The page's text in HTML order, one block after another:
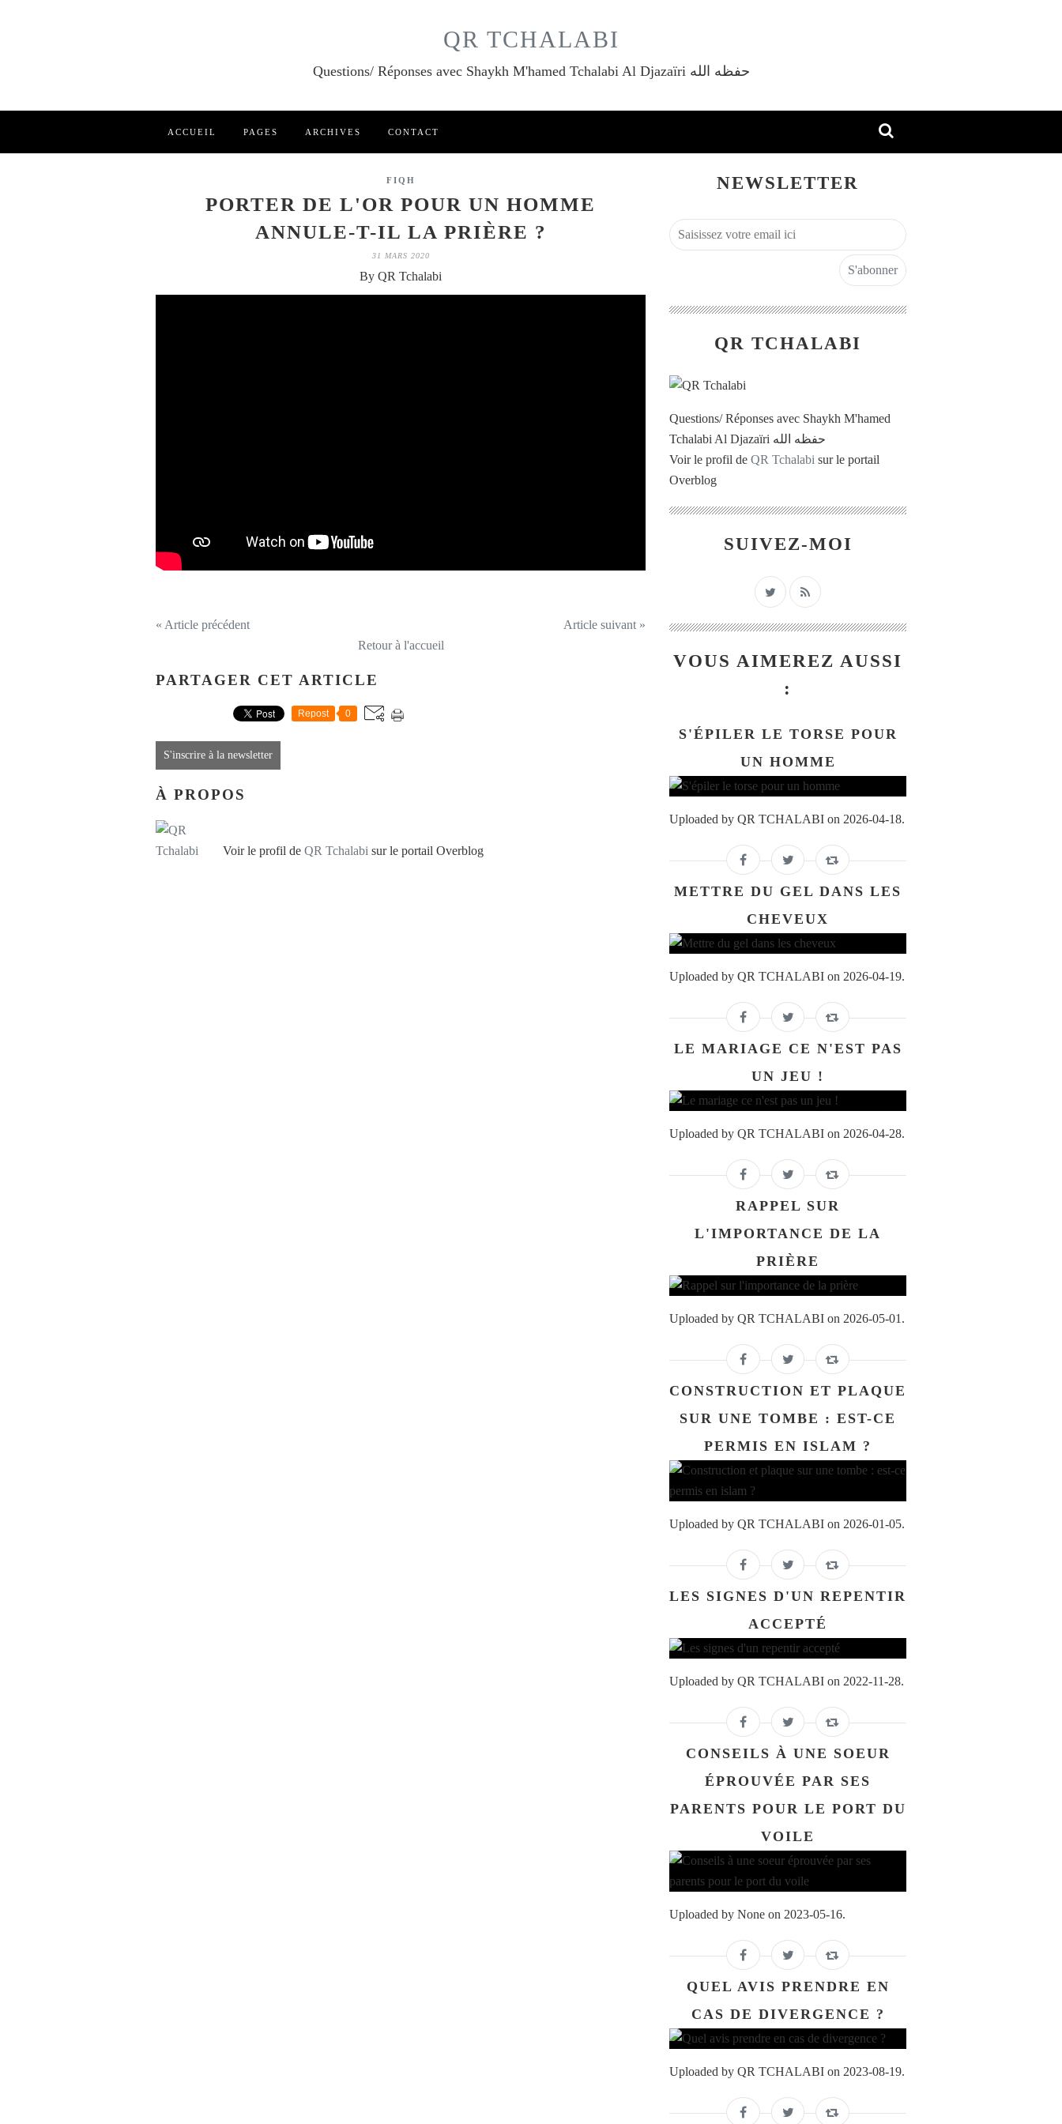
QR TCHALABI
Questions/ Réponses avec Shaykh M'hamed Tchalabi Al Djazaïri حفظه الله
ACCUEIL PAGES ARCHIVES CONTACT
FIQH
PORTER DE L'OR POUR UN HOMME
ANNULE-T-IL LA PRIÈRE ?
31 MARS 2020
By QR Tchalabi
« Article précédent
Article suivant »
Retour à l'accueil
PARTAGER CET ARTICLE
Repost 0
S'inscrire à la newsletter
À PROPOS
Voir le profil de QR Tchalabi sur le portail Overblog
NEWSLETTER
QR TCHALABI
Questions/ Réponses avec Shaykh M'hamed
Tchalabi Al Djazaïri حفظه الله
Voir le profil de QR Tchalabi sur le portail
Overblog
SUIVEZ-MOI
VOUS AIMEREZ AUSSI
:
S'ÉPILER LE TORSE POUR
UN HOMME
Uploaded by QR TCHALABI on 2026-04-18.
METTRE DU GEL DANS LES
CHEVEUX
Uploaded by QR TCHALABI on 2026-04-19.
LE MARIAGE CE N'EST PAS
UN JEU !
Uploaded by QR TCHALABI on 2026-04-28.
RAPPEL SUR
L'IMPORTANCE DE LA
PRIÈRE
Uploaded by QR TCHALABI on 2026-05-01.
CONSTRUCTION ET PLAQUE
SUR UNE TOMBE : EST-CE
PERMIS EN ISLAM ?
Uploaded by QR TCHALABI on 2026-01-05.
LES SIGNES D'UN REPENTIR
ACCEPTÉ
Uploaded by QR TCHALABI on 2022-11-28.
CONSEILS À UNE SOEUR
ÉPROUVÉE PAR SES
PARENTS POUR LE PORT DU
VOILE
Uploaded by None on 2023-05-16.
QUEL AVIS PRENDRE EN
CAS DE DIVERGENCE ?
Uploaded by QR TCHALABI on 2023-08-19.